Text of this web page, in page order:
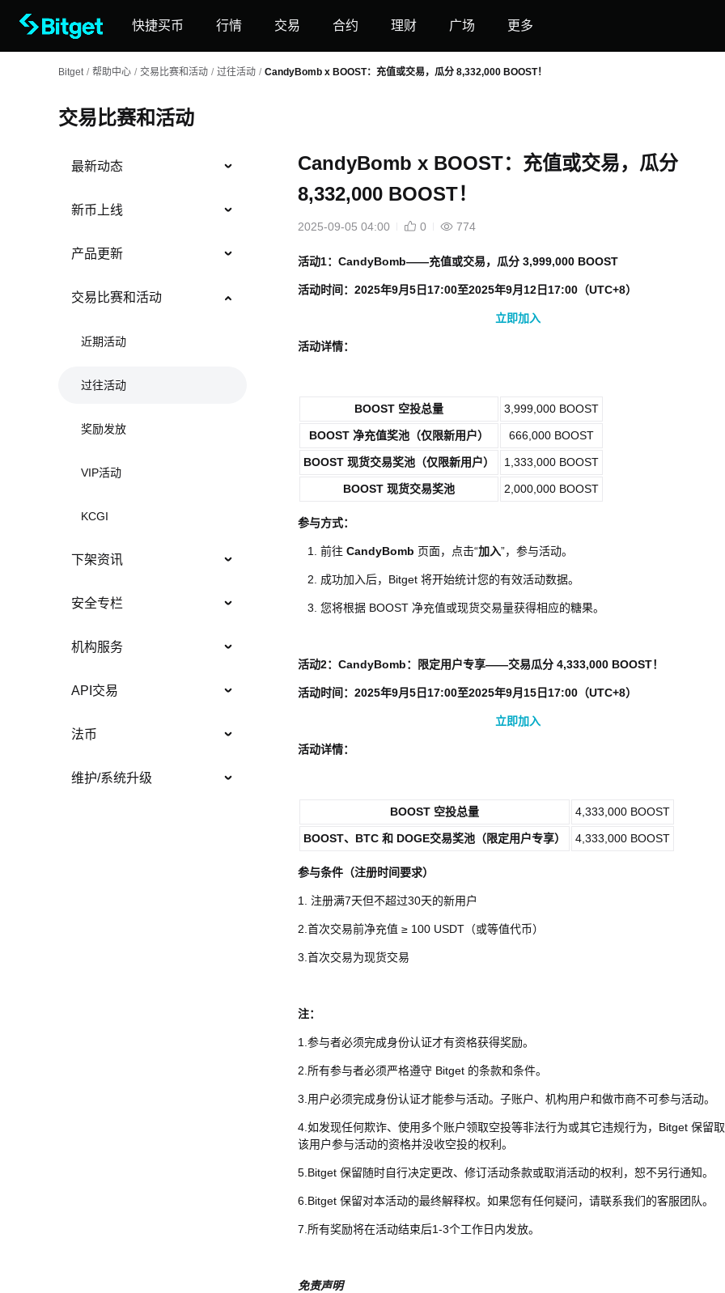
快捷买币 行情 交易 合约 理财 广场 更多
Bitget / 帮助中心 / 交易比赛和活动 / 过往活动 / CandyBomb x BOOST：充值或交易，瓜分 8,332,000 BOOST！
交易比赛和活动
最新动态
新币上线
产品更新
交易比赛和活动
近期活动
过往活动
奖励发放
VIP活动
KCGI
下架资讯
安全专栏
机构服务
API交易
法币
维护/系统升级
CandyBomb x BOOST：充值或交易，瓜分
8,332,000 BOOST！
2025-09-05 04:00 0 774
活动1：CandyBomb——充值或交易，瓜分 3,999,000 BOOST
活动时间： 2025年9月5日17:00至2025年9月12日17:00（UTC+8）
立即加入
活动详情：
BOOST 空投总量 3,999,000 BOOST
BOOST 净充值奖池（仅限新用户） 666,000 BOOST
BOOST 现货交易奖池 （仅限新用户） 1,333,000 BOOST
BOOST 现货交易奖池 2,000,000 BOOST
参与方式：
前往 CandyBomb 页面，点击“加入”，参与活动。
成功加入后，Bitget 将开始统计您的有效活动数据。
您将根据 BOOST 净充值或现货交易量获得相应的糖果。
活动2：CandyBomb：限定用户专享——交易瓜分 4,333,000 BOOST！
活动时间： 2025年9月5日17:00至2025年9月15日17:00（UTC+8）
立即加入
活动详情：
BOOST 空投总量 4,333,000 BOOST
BOOST、BTC 和 DOGE交易奖池（限定用户专享） 4,333,000 BOOST
参与条件（注册时间要求）
1. 注册满7天但不超过30天的新用户
2.首次交易前净充值 ≥ 100 USDT（或等值代币）
3.首次交易为现货交易
注：
1.参与者必须完成身份认证才有资格获得奖励。
2.所有参与者必须严格遵守 Bitget 的条款和条件。
3.用户必须完成身份认证才能参与活动。子账户、机构用户和做市商不可参与活动。
4.如发现任何欺诈、使用多个账户领取空投等非法行为或其它违规行为，Bitget 保留
该用户参与活动的资格并没收空投的权利。
5.Bitget 保留随时自行决定更改、修订活动条款或取消活动的权利，恕不另行通知。
6.Bitget 保留对本活动的最终解释权。如果您有任何疑问，请联系我们的客服团队。
7.所有奖励将在活动结束后1-3个工作日内发放。
免责声明